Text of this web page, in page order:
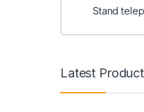
Stand
Latest